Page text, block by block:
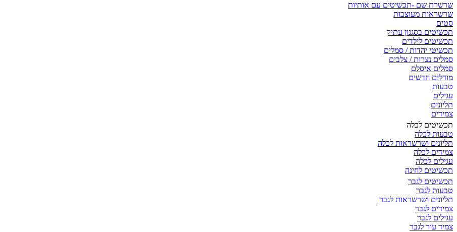
שרשרת שם -תכשיטים עם אותיות
שרשראות מעוצבות
סטים
תכשיטים בסגנון עתיק
תכשיטים לילדים
תכשיטי יהדות / סמלים
סמלים נצרות / צלבים
סמלים איסלם
מודלים חדשים
טבעות
עגילים
תליונים
צמידים
תכשיטים לכלה
טבעות לכלה
תליונים ושרשראות לכלה
צמידים לכלה
עגילים לכלה
תכשיטים לחינה
תכשיטים לגבר
טבעות לגבר
תליונים ושרשראות לגבר
צמידים לגבר
עגילים לגבר
צמיד עור לגבר